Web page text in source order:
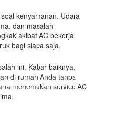
kenyamanan. Udara
dan masalah
akibat AC bekerja
bagi siapa saja.
ini. Kabar baiknya,
di rumah Anda tanpa
menemukan service AC